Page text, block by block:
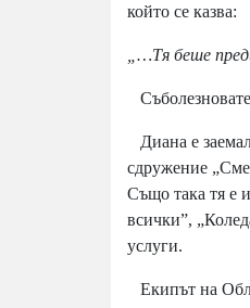
който се казва:
„…Тя беше
Диана е
сдружение
Също така тя е
всички”,
услуги.
Екипът на